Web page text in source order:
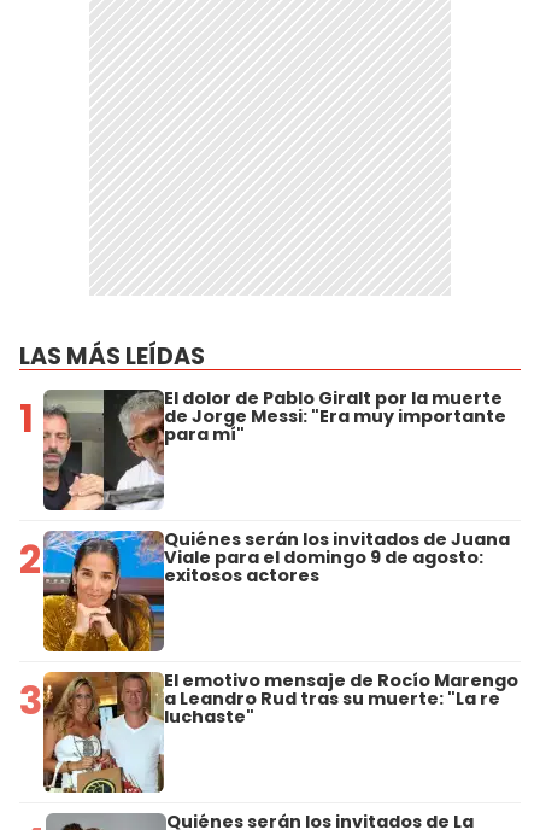
LAS MÁS LEÍDAS
1 El dolor de Pablo Giralt por la muerte
de Jorge Messi: "Era muy importante
para mí"
2 Quiénes serán los invitados de Juana
Viale para el domingo 9 de agosto:
exitosos actores
3 El emotivo mensaje de Rocío Marengo
a Leandro Rud tras su muerte: "La re
luchaste"
Quiénes serán los invitados de La